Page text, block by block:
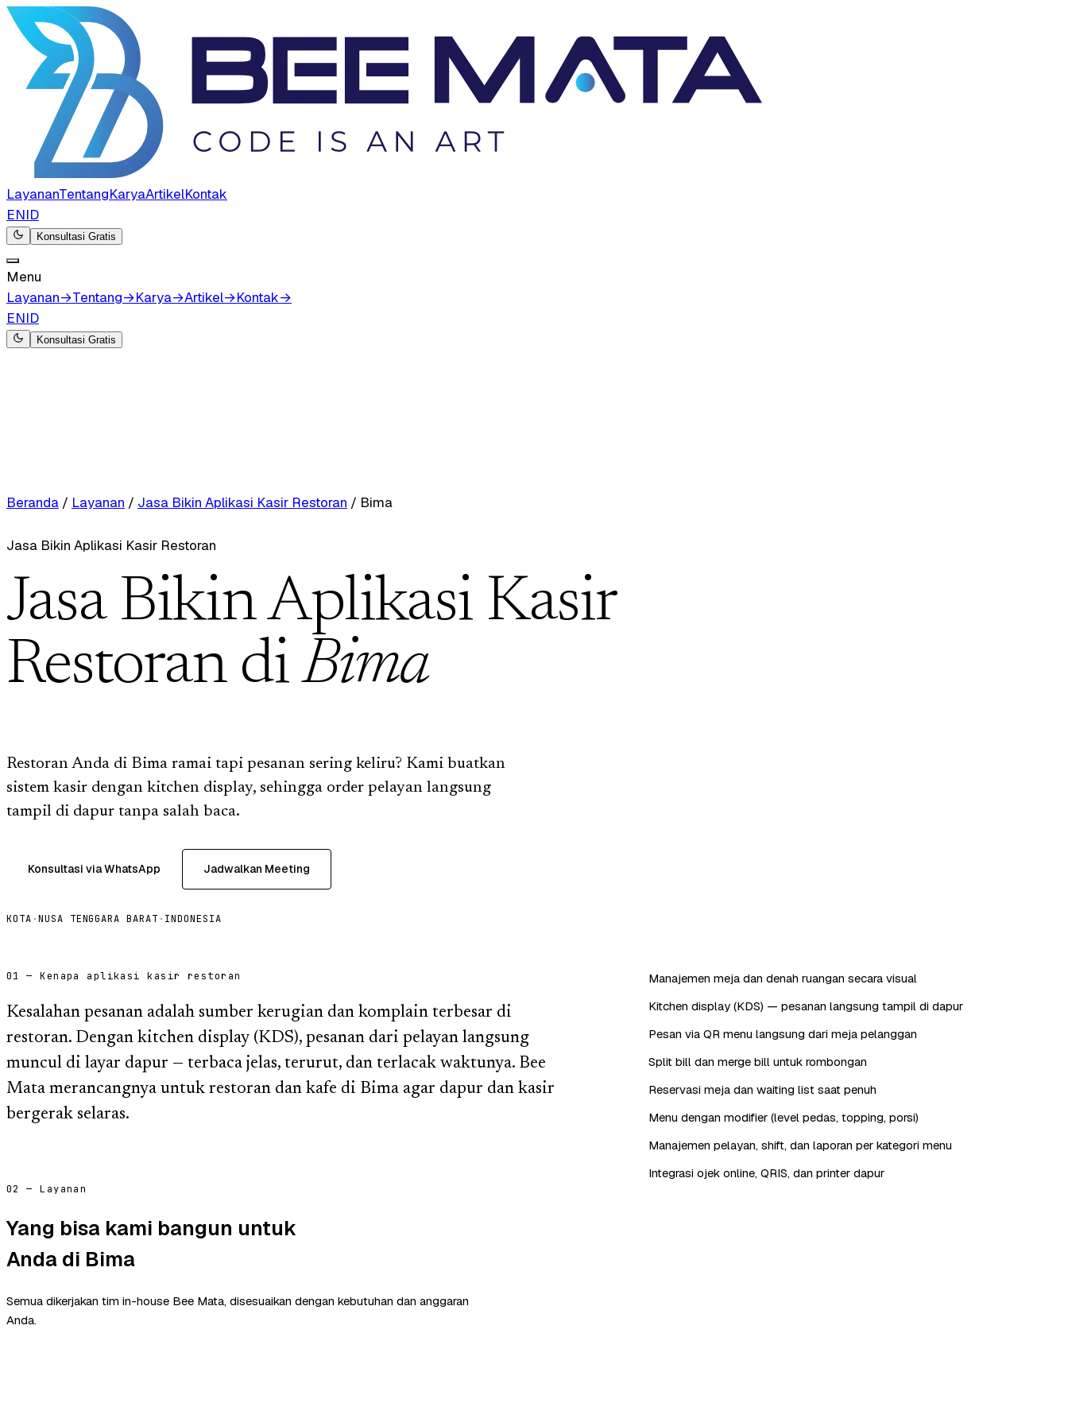
LayananTentangKaryaArtikelKontak
ENID
Konsultasi Gratis
Menu
Layanan→Tentang→Karya→Artikel→Kontak→
ENID
Konsultasi Gratis
Beranda / Layanan / Jasa Bikin Aplikasi Kasir Restoran / Bima
Jasa Bikin Aplikasi Kasir Restoran
Jasa Bikin Aplikasi Kasir
Restoran diBima
Restoran Anda di Bima ramai tapi pesanan sering keliru? Kami buatkan
sistem kasir dengan kitchen display, sehingga order pelayan langsung
tampil di dapur tanpa salah baca.
Konsultasi via WhatsApp Jadwalkan Meeting
KOTA ·NUSA TENGGARA BARAT · INDONESIA
01 — Kenapa aplikasi kasir restoran
Kesalahan pesanan adalah sumber kerugian dan komplain terbesar di
restoran. Dengan kitchen display (KDS), pesanan dari pelayan langsung
muncul di layar dapur — terbaca jelas, terurut, dan terlacak waktunya. Bee
Mata merancangnya untuk restoran dan kafe di Bima agar dapur dan kasir
bergerak selaras.
Manajemen meja dan denah ruangan secara visual
Kitchen display (KDS) — pesanan langsung tampil di dapur
Pesan via QR menu langsung dari meja pelanggan
Split bill dan merge bill untuk rombongan
Reservasi meja dan waiting list saat penuh
Menu dengan modifier (level pedas, topping, porsi)
Manajemen pelayan, shift, dan laporan per kategori menu
Integrasi ojek online, QRIS, dan printer dapur
02 — Layanan
Yang bisa kami bangun untuk
Anda di Bima
Semua dikerjakan tim in-house Bee Mata, disesuaikan dengan kebutuhan dan anggaran
Anda.